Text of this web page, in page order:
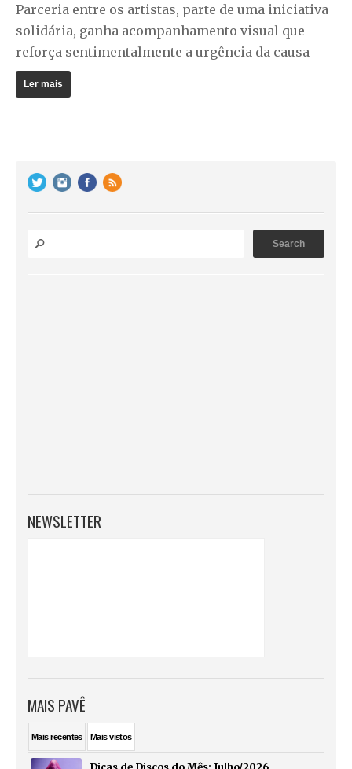
Parceria entre os artistas, parte de uma iniciativa
solidária, ganha acompanhamento visual que
reforça sentimentalmente a urgência da causa
Ler mais
NEWSLETTER
MAIS PAVÊ
Maisrecentes Maisvistos
Dicas de Discos do Mês: Julho/2026